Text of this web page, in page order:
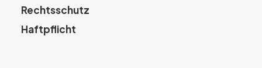
Rechtsschutz
Haftpflicht